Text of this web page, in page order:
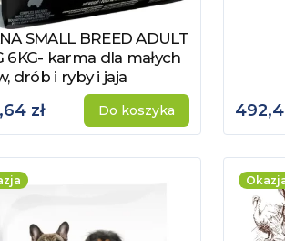
produkt
SMALL BREED ADULT
6KG- karma dla małych
drób i ryby i jaja
zł Do koszyka